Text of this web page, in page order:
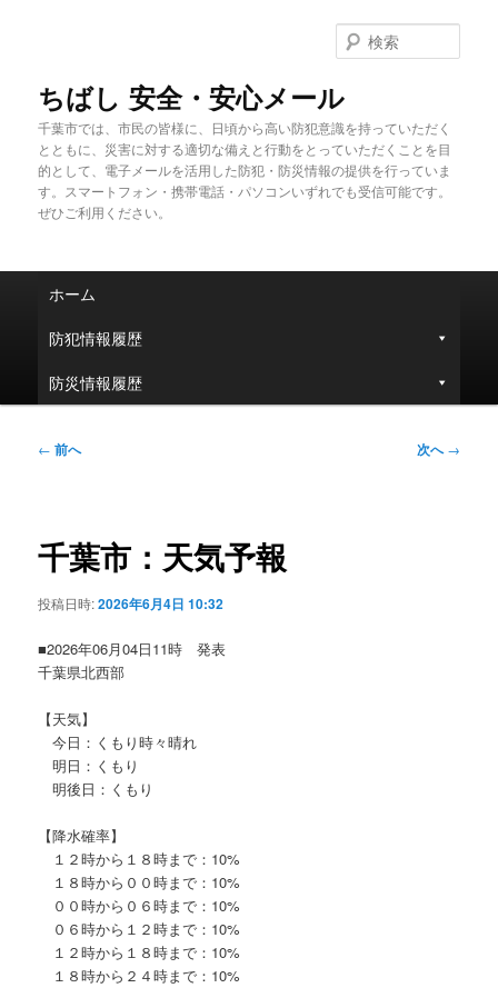
ちばし 安全・安心メール
千葉市では、市民の皆様に、日頃から高い防犯意識を持っていただく
とともに、災害に対する適切な備えと行動をとっていただくことを目
的として、電子メールを活用した防犯・防災情報の提供を行っていま
す。スマートフォン・携帯電話・パソコンいずれでも受信可能です。
ぜひご利用ください。
索
ュ
ホーム
防犯情報履歴
防災情報履歴
投
ゲ
ー
ョ
← 前へ 次へ→
千葉市：天気予報
投稿日時:2026年6月4日 10:32
■2026年06月04日11時 発表
千葉県北西部
【天気】
今日：くもり時々晴れ
明日：くもり
明後日：くもり
【降水確率】
１２時から１８時まで：10%
１８時から００時まで：10%
００時から０６時まで：10%
０６時から１２時まで：10%
１２時から１８時まで：10%
１８時から２４時まで：10%